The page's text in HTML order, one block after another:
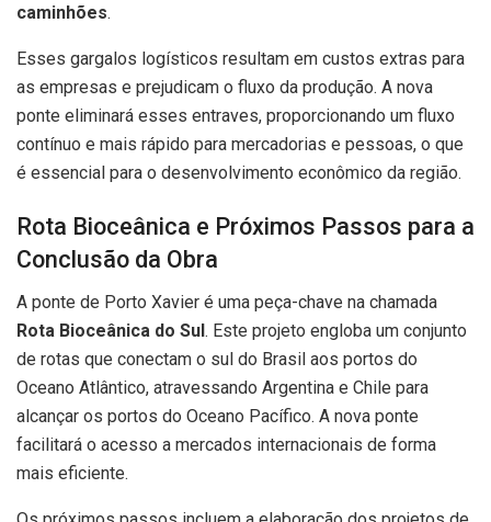
caminhões.
Esses gargalos logísticos resultam em custos extras para
as empresas e prejudicam o fluxo da produção. A nova
ponte eliminará esses entraves, proporcionando um fluxo
contínuo e mais rápido para mercadorias e pessoas, o que
é essencial para o desenvolvimento econômico da região.
Rota Bioceânica e Próximos Passos para a
Conclusão da Obra
A ponte de Porto Xavier é uma peça-chave na chamada
Rota Bioceânica do Sul . Este projeto engloba um conjunto
de rotas que conectam o sul do Brasil aos portos do
Oceano Atlântico, atravessando Argentina e Chile para
alcançar os portos do Oceano Pacífico. A nova ponte
facilitará o acesso a mercados internacionais de forma
mais eficiente.